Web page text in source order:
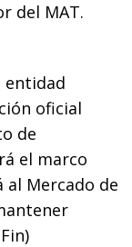
del MAT.
entidad
oficial
de
el marco
Mercado de